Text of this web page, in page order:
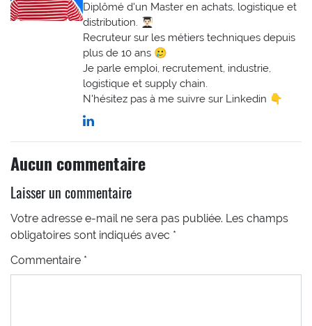
Diplômé d'un Master en achats, logistique et
distribution. 👨🏻‍🎓
Recruteur sur les métiers techniques depuis
plus de 10 ans 🥲
Je parle emploi, recrutement, industrie,
logistique et supply chain.
N'hésitez pas à me suivre sur Linkedin 👇
Aucun commentaire
Laisser un commentaire
Votre adresse e-mail ne sera pas publiée. Les champs
obligatoires sont indiqués avec *
Commentaire *